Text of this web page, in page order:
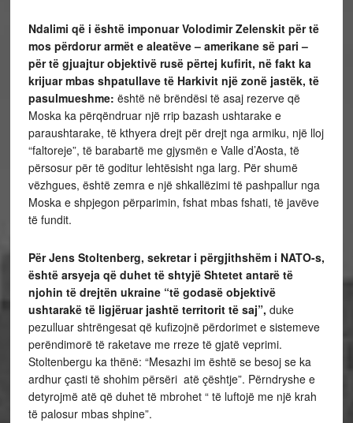
Ndalimi që i është imponuar Volodimir Zelenskit për të
mos përdorur armët e aleatëve – amerikane së pari –
për të gjuajtur objektivë rusë përtej kufirit, në fakt ka
krijuar mbas shpatullave të Harkivit një zonë jastëk, të
pasulmueshme: është në brëndësi të asaj rezerve që
Moska ka përqëndruar një rrip bazash ushtarake e
paraushtarake, të kthyera drejt për drejt nga armiku, një lloj
“faltoreje”, të barabartë me gjysmën e Valle d’Aosta, të
përsosur për të goditur lehtësisht nga larg. Për shumë
vëzhgues, është zemra e një shkallëzimi të pashpallur nga
Moska e shpjegon përparimin, fshat mbas fshati, të javëve
të fundit.
Për Jens Stoltenberg, sekretar i përgjithshëm i NATO-s,
është arsyeja që duhet të shtyjë Shtetet antarë të
njohin të drejtën ukraine “të godasë objektivë
ushtarakë të ligjëruar jashtë territorit të saj”, duke
pezulluar shtrëngesat që kufizojnë përdorimet e sistemeve
perëndimorë të raketave me rreze të gjatë veprimi.
Stoltenbergu ka thënë: “Mesazhi im është se besoj se ka
ardhur çasti të shohim përsëri atë çështje”. Përndryshe e
detyrojmë atë që duhet të mbrohet “ të luftojë me një krah
të palosur mbas shpine”.